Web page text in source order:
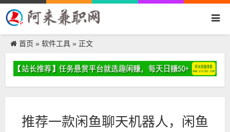
首页 » 软件工具 » 正文
推荐一款闲鱼聊天机器人，闲鱼